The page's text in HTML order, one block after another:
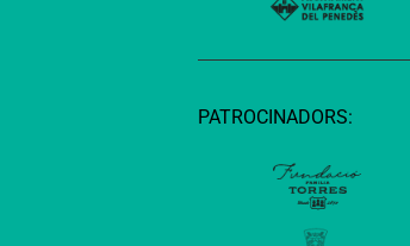
PATROCINADORS: